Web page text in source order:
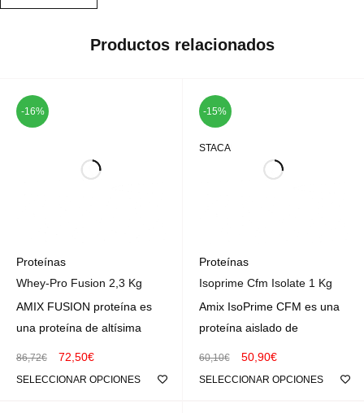
Productos relacionados
-16%
Proteínas
Whey-Pro Fusion 2,3 Kg
AMIX FUSION proteína es
una proteína de altísima
86,72€ 72,50€
SELECCIONAR OPCIONES
-15%
DESTACADO
Proteínas
Isoprime Cfm Isolate 1 Kg
Amix IsoPrime CFM es una
proteína aislado de
60,10€ 50,90€
SELECCIONAR OPCIONES